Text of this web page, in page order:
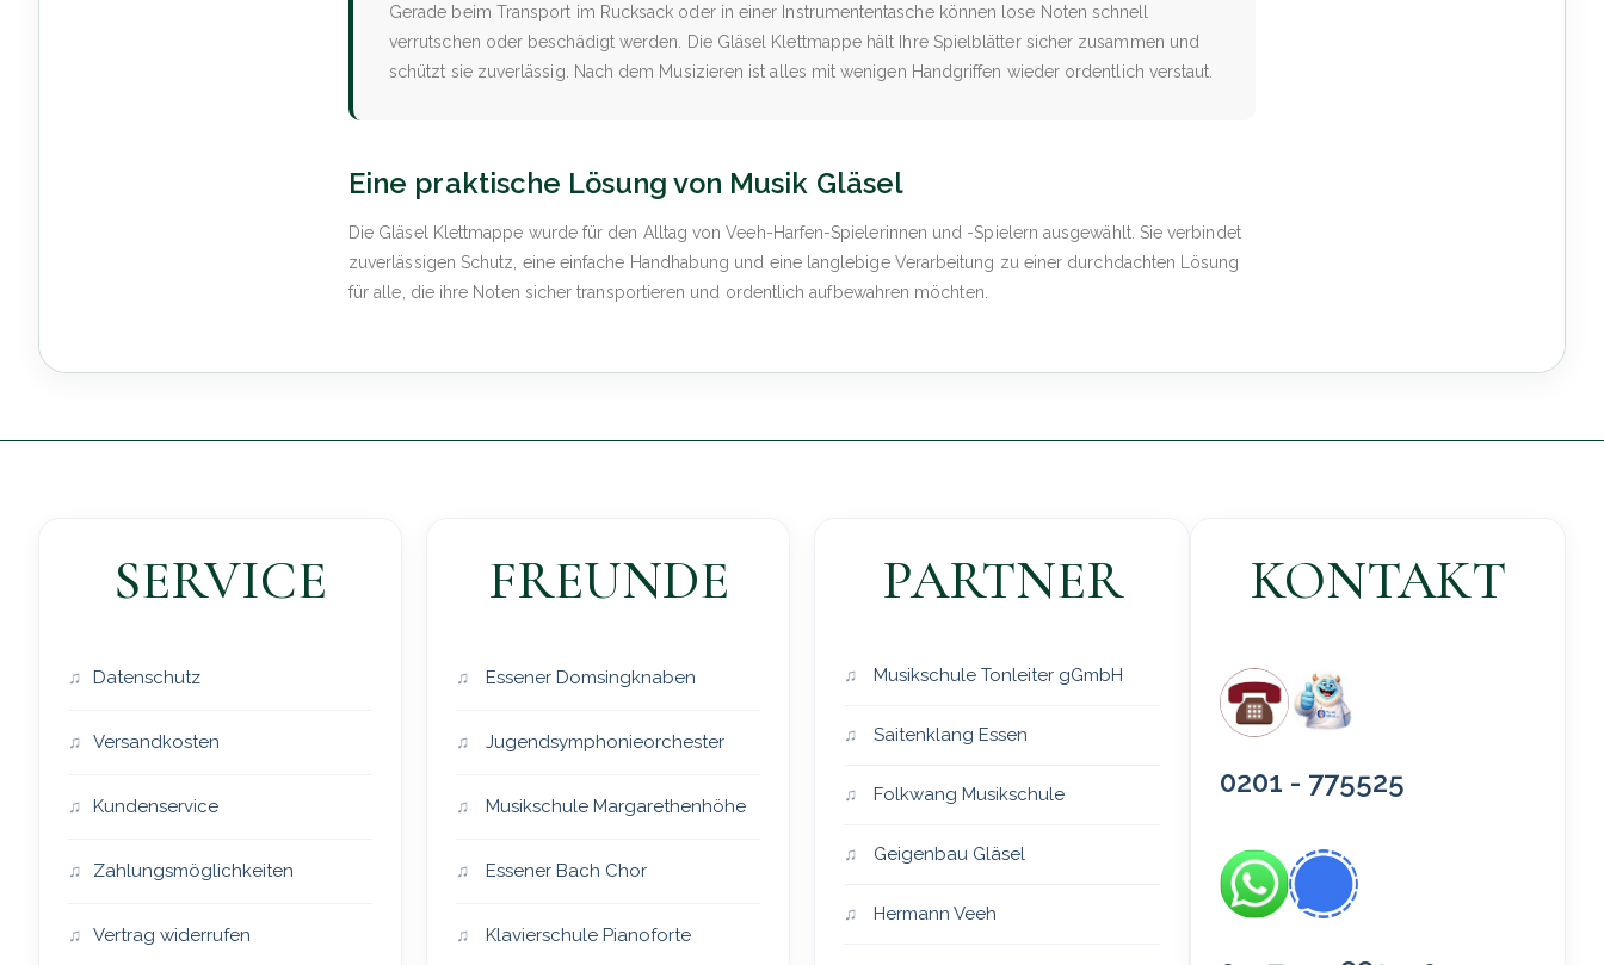
Gerade beim Transport im Rucksack oder in einer Instrumententasche können lose Noten schnell
verrutschen oder beschädigt werden. Die Gläsel Klettmappe hält Ihre Spielblätter sicher zusammen und
schützt sie zuverlässig. Nach dem Musizieren ist alles mit wenigen Handgriffen wieder ordentlich verstaut.
Eine praktische Lösung von Musik Gläsel
Die Gläsel Klettmappe wurde für den Alltag von Veeh-Harfen-Spielerinnen und -Spielern ausgewählt. Sie verbindet
zuverlässigen Schutz, eine einfache Handhabung und eine langlebige Verarbeitung zu einer durchdachten Lösung
für alle, die ihre Noten sicher transportieren und ordentlich aufbewahren möchten.
SERVICE
Datenschutz
Versandkosten
Kundenservice
Zahlungsmöglichkeiten
Vertrag widerrufen
FREUNDE
Essener Domsingknaben
Jugendsymphonieorchester
Musikschule Margarethenhöhe
Essener Bach Chor
Klavierschule Pianoforte
PARTNER
Musikschule Tonleiter gGmbH
Saitenklang Essen
Folkwang Musikschule
Geigenbau Gläsel
Hermann Veeh
KONTAKT
0201 - 775525